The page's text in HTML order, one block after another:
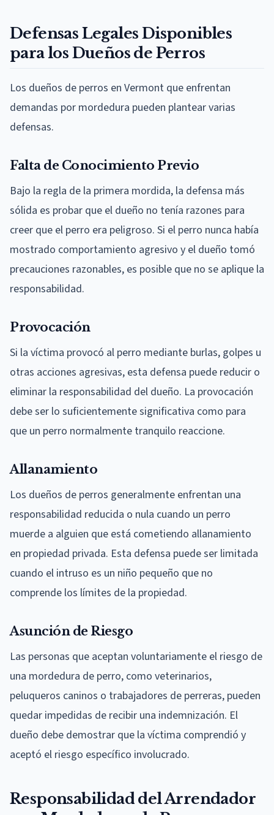
Defensas Legales Disponibles
para los Dueños de Perros
Los dueños de perros en Vermont que enfrentan
demandas por mordedura pueden plantear varias
defensas.
Falta de Conocimiento Previo
Bajo la regla de la primera mordida, la defensa más
sólida es probar que el dueño no tenía razones para
creer que el perro era peligroso. Si el perro nunca había
mostrado comportamiento agresivo y el dueño tomó
precauciones razonables, es posible que no se aplique la
responsabilidad.
Provocación
Si la víctima provocó al perro mediante burlas, golpes u
otras acciones agresivas, esta defensa puede reducir o
eliminar la responsabilidad del dueño. La provocación
debe ser lo suficientemente significativa como para
que un perro normalmente tranquilo reaccione.
Allanamiento
Los dueños de perros generalmente enfrentan una
responsabilidad reducida o nula cuando un perro
muerde a alguien que está cometiendo allanamiento
en propiedad privada. Esta defensa puede ser limitada
cuando el intruso es un niño pequeño que no
comprende los límites de la propiedad.
Asunción de Riesgo
Las personas que aceptan voluntariamente el riesgo de
una mordedura de perro, como veterinarios,
peluqueros caninos o trabajadores de perreras, pueden
quedar impedidas de recibir una indemnización. El
dueño debe demostrar que la víctima comprendió y
aceptó el riesgo específico involucrado.
Responsabilidad del Arrendador